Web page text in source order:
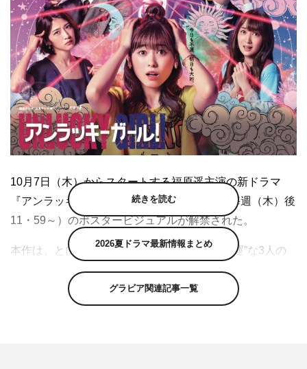
10月7日（木）からスタートする福原遥主演の新ドラマ
『アンラッキーガール！』（日本テレビ系 毎週（木）後
11・59～）のポスタービジュアルが解禁された。
本作は、とにかくツイてなさすぎる“世界一不運”な3人の
女性たちが次々にトラブルに巻き込まれながらも、幸せを
掴もうと奮闘していくアンラッキーコメディ。あらゆる運
がゼロの主人公・福良幸役の福原と共に世界一不運な女性
続きを読む
2026夏ドラマ最新情報まとめ
グラビア関連記事一覧